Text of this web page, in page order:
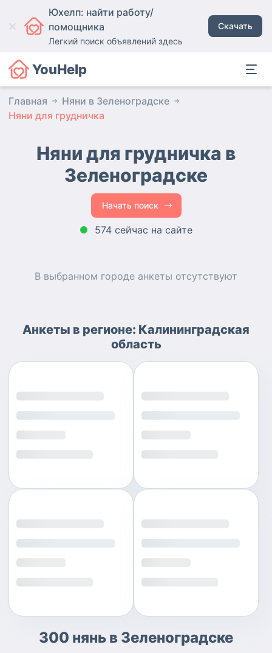
Юхелп: найти работу/
помощника
Легкий поиск объявлений здесь
Скачать
YouHelp
Главная
Няни в Зеленоградске
Няни для грудничка
Няни для грудничка в
Зеленоградске
Начать поиск
574 сейчас на сайте
В выбранном городе анкеты отсутствуют
Анкеты в регионе: Калининградская
область
300 нянь в Зеленоградске